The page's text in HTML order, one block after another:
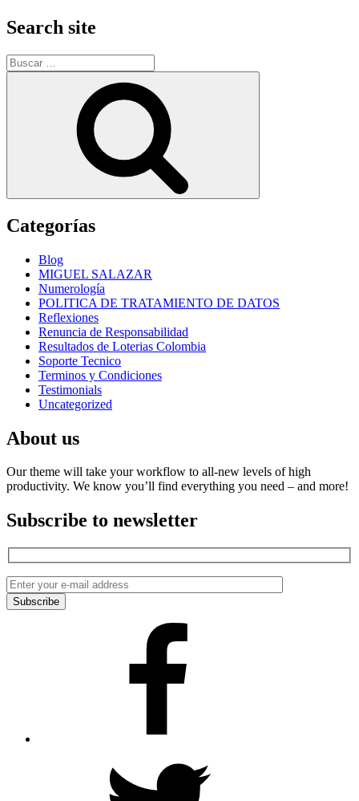
Search site
Buscar
por:
Categorías
Blog
MIGUEL SALAZAR
Numerología
POLITICA DE TRATAMIENTO DE DATOS
Reflexiones
Renuncia de Responsabilidad
Resultados de Loterias Colombia
Soporte Tecnico
Terminos y Condiciones
Testimonials
Uncategorized
About us
Our theme will take your workflow to all-new levels of high
productivity. We know you’ll find everything you need – and more!
Subscribe to newsletter